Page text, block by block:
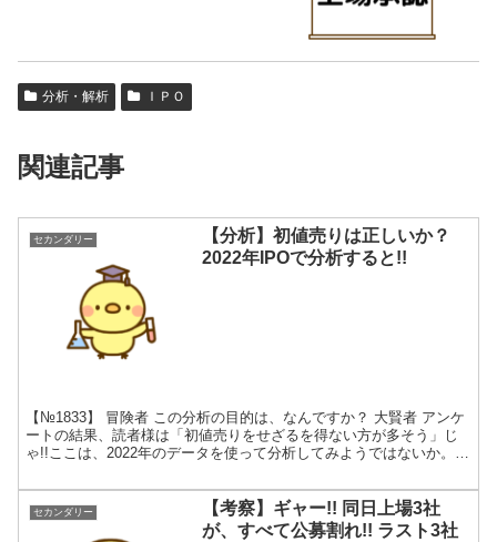
分析・解析 ＩＰＯ
関連記事
セカンダリー
【分析】初値売りは正しいか？
2022年IPOで分析すると!!
【№1833】 冒険者 この分析の目的は、なんですか？ 大賢者 アンケ
ートの結果、読者様は「初値売りをせざるを得ない方が多そう」じ
ゃ!!ここは、2022年のデータを使って分析してみようではないか。
セカンダリー
【考察】ギャー!! 同日上場3社
が、すべて公募割れ!! ラスト3社